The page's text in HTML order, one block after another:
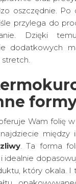
oszczędnie. Po
przylega do
Dzięki
dodatkowych
Wam folię
między
. Ta forma
idealnie
który okala. I